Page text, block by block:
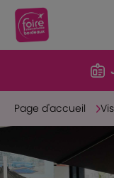
Page d'accueil